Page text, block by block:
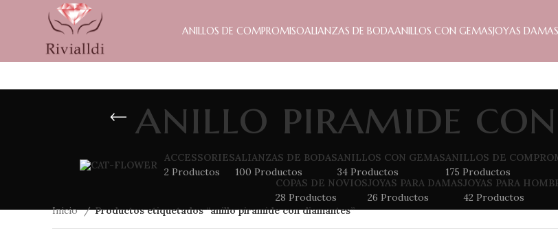
ANILLOS DE COMPROMISOALIANZAS DE BODAANILLOS CON GEMASJOYAS DAMAS
anillo piramide
ACCESSORIES
2 Productos
ALIANZAS DE BODAS
100 Productos
ANILLOS CON GEMAS
34 Productos
ANILLOS DE
175 Productos
COPAS DE NOVIOS
28 Productos
JOYAS PARA DAMAS
26 Productos
JOYAS PARA
42 Productos
Inicio
Productos etiquetados “anillo piramide con diamantes”